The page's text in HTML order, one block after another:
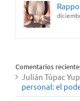
Comentarios
Julián Túpac
personal: el